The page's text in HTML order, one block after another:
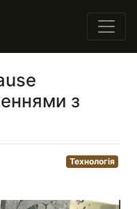
з
Технологія